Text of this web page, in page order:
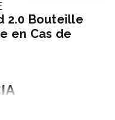
2.0 Bouteille
en Cas de